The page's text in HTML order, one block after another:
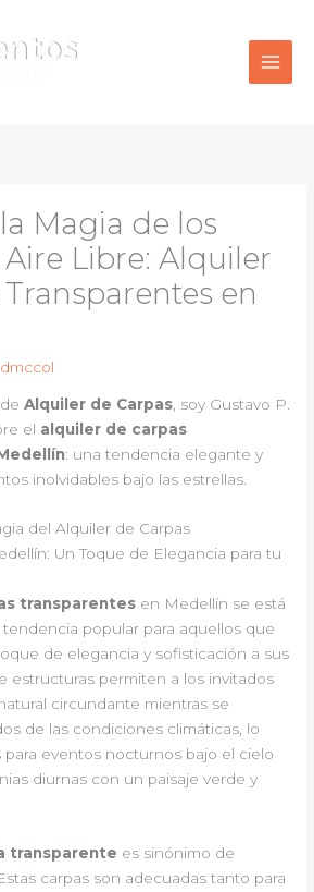
Magia de los
Aire Libre: Alquiler
en
dmccol
deAlquiler de Carpas, soy Gustavo P.
el alquiler de carpas
: una tendencia elegante y
inolvidables bajo las estrellas.
del Alquiler de Carpas
Un Toque de Elegancia para tu
transparentes en Medellín se está
popular para aquellos que
de elegancia y sofisticación a sus
estructuras permiten a los invitados
circundante mientras se
de las condiciones climáticas, lo
para eventos nocturnos bajo el cielo
diurnas con un paisaje verde y
transparente es sinónimo de
carpas son adecuadas tanto para